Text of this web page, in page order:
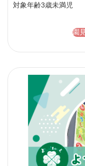
対象年齢3歳未満児
園